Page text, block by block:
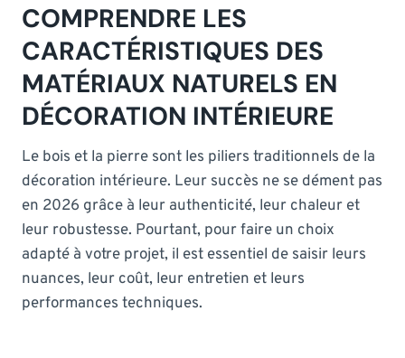
COMPRENDRE LES
CARACTÉRISTIQUES DES
MATÉRIAUX NATURELS EN
DÉCORATION INTÉRIEURE
Le bois et la pierre sont les piliers traditionnels de la
décoration intérieure. Leur succès ne se dément pas
en 2026 grâce à leur authenticité, leur chaleur et
leur robustesse. Pourtant, pour faire un choix
adapté à votre projet, il est essentiel de saisir leurs
nuances, leur coût, leur entretien et leurs
performances techniques.